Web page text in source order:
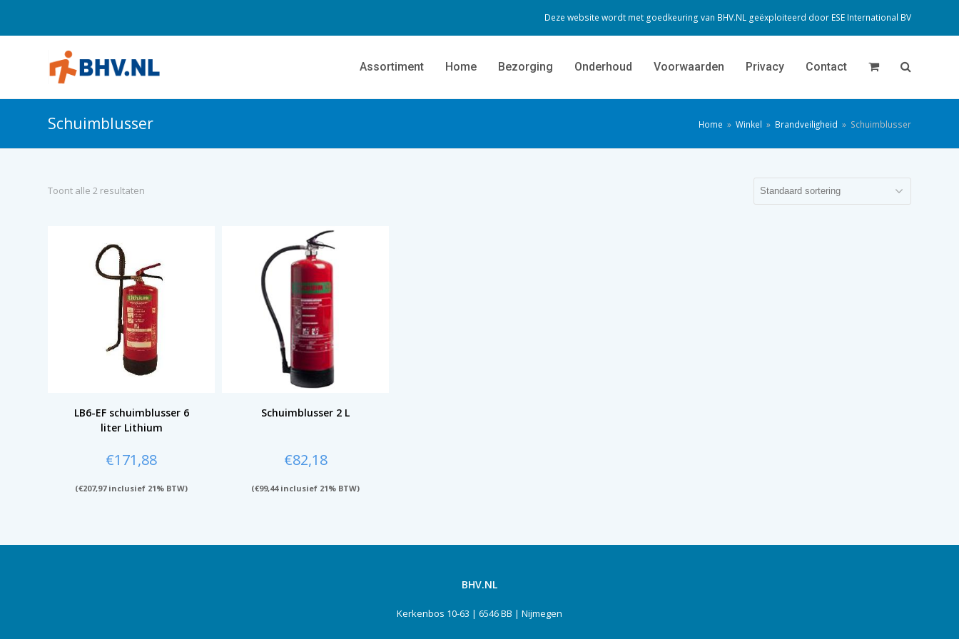
Deze website wordt met goedkeuring van BHV.NL geëxploiteerd door ESE International BV
Assortiment Home Bezorging Onderhoud Voorwaarden Privacy Contact
Schuimblusser Home » Winkel » Brandveiligheid » Schuimblusser
Toont alle 2 resultaten
LB6-EF schuimblusser 6
liter Lithium
€171,88
(€207,97inclusief 21% BTW)
Schuimblusser 2 L
€82,18
(€99,44inclusief 21% BTW)
BHV.NL
Kerkenbos 10-63 | 6546 BB | Nijmegen